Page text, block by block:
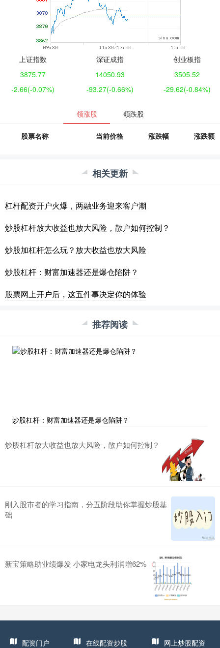
上证指数
3875.77
-2.66(-0.07%)
深证成指
14050.93
-93.27(-0.66%)
创业板指
3505.52
-29.62(-0.84%)
领涨股 领跌股
股票名称 当前价格 涨跌幅 涨跌额
相关更新
杠杆配资开户火爆，两融业务迎来客户潮
炒股杠杆放大收益也放大风险，散户如何控制？
炒股加杠杆怎么玩？放大收益也放大风险
炒股杠杆：财富加速器还是爆仓陷阱？
股票网上开户后，这五件事决定你的体验
推荐阅读
炒股杠杆：财富加速器还是爆仓陷阱？
炒股杠杆放大收益也放大风险，散户如何控制？
刚入股市者的学习指南，分五阶段助你掌握炒股基
础
新宝策略助业绩爆发 小家电龙头利润增62%
配资门户 在线配资炒股 网上炒股配资